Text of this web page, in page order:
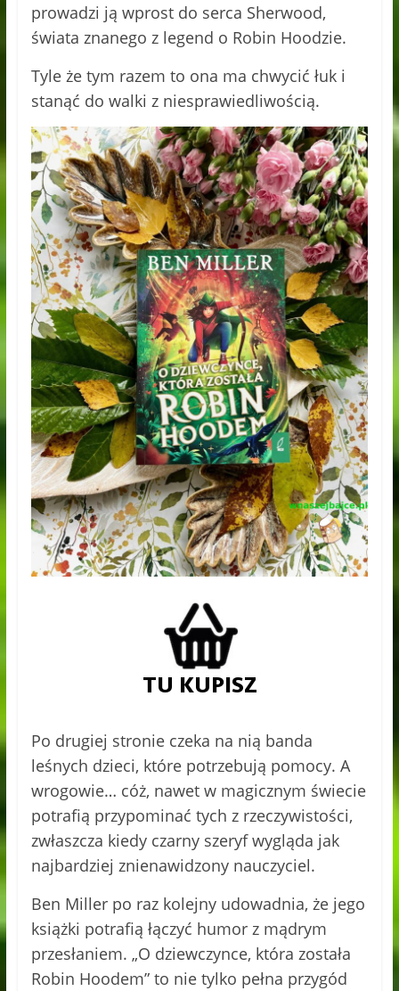
prowadzi ją wprost do serca Sherwood,
świata znanego z legend o Robin Hoodzie.
Tyle że tym razem to ona ma chwycić łuk i
stanąć do walki z niesprawiedliwością.
Po drugiej stronie czeka na nią banda
leśnych dzieci, które potrzebują pomocy. A
wrogowie… cóż, nawet w magicznym świecie
potrafią przypominać tych z rzeczywistości,
zwłaszcza kiedy czarny szeryf wygląda jak
najbardziej znienawidzony nauczyciel.
Ben Miller po raz kolejny udowadnia, że jego
książki potrafią łączyć humor z mądrym
przesłaniem. „O dziewczynce, która została
Robin Hoodem” to nie tylko pełna przygód